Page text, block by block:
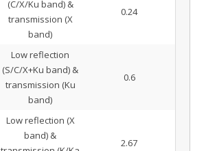
(C/X/Ku band) &
transmission (X
band)
0.24
Low reflection
(S/C/X+Ku band) &
transmission (Ku
band)
0.6
Low reflection (X
band) &
2.67